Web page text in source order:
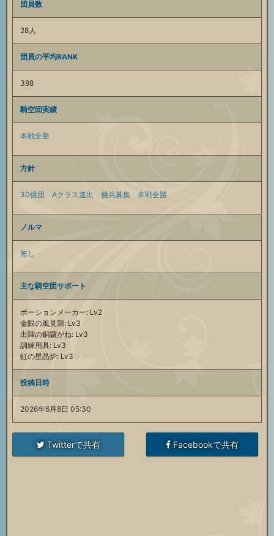
団員数
28人
団員の平均RANK
398
騎空団実績
本戦全勝
方針
30億団 Aクラス進出 傭兵募集 本戦全勝
ノルマ
無し
主な騎空団サポート
ポーションメーカー: Lv2
金眼の風見鶏: Lv3
出陣の銅鑼がね: Lv3
訓練用具: Lv3
虹の星晶炉: Lv3
投稿日時
2026年6月8日 05:30
Twitterで共有 Facebookで共有